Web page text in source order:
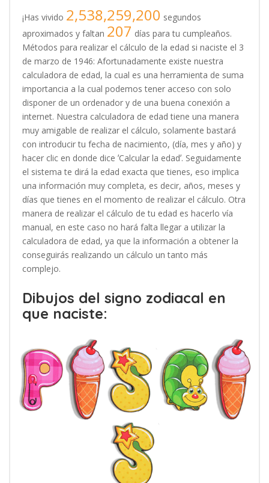
¡Has vivido 2,538,259,200 segundos
aproximados y faltan 207 días para tu cumpleaños.
Métodos para realizar el cálculo de la edad si naciste el 3
de marzo de 1946: Afortunadamente existe nuestra
calculadora de edad, la cual es una herramienta de suma
importancia a la cual podemos tener acceso con solo
disponer de un ordenador y de una buena conexión a
internet. Nuestra calculadora de edad tiene una manera
muy amigable de realizar el cálculo, solamente bastará
con introducir tu fecha de nacimiento, (día, mes y año) y
hacer clic en donde dice ʼCalcular la edadʼ. Seguidamente
el sistema te dirá la edad exacta que tienes, eso implica
una información muy completa, es decir, años, meses y
días que tienes en el momento de realizar el cálculo. Otra
manera de realizar el cálculo de tu edad es hacerlo vía
manual, en este caso no hará falta llegar a utilizar la
calculadora de edad, ya que la información a obtener la
conseguirás realizando un cálculo un tanto más
complejo.
Dibujos del signo zodiacal en
que naciste: